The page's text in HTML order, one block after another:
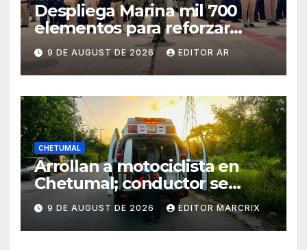
Despliega Marina mil 700
elementos para reforzar
seguridad en Mazatlán
9 DE AUGUST DE 2026 EDITOR AR
CHETUMAL
Arrollan a motociclista en
Chetumal; conductor se
habría pasado el alto
9 DE AUGUST DE 2026 EDITOR MARCRIX